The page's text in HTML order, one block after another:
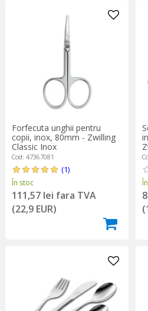
Forfecuta unghii pentru
copii, inox, 80mm - Zwilling
Classic Inox
Cod: 47367081
(1)
În stoc
111,57 lei fara TVA
(22,9 EUR)